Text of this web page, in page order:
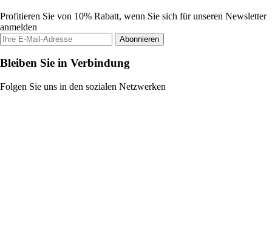
Profitieren Sie von 10% Rabatt, wenn Sie sich für unseren Newsletter
anmelden
Abonnieren
Bleiben Sie in Verbindung
Folgen Sie uns in den sozialen Netzwerken